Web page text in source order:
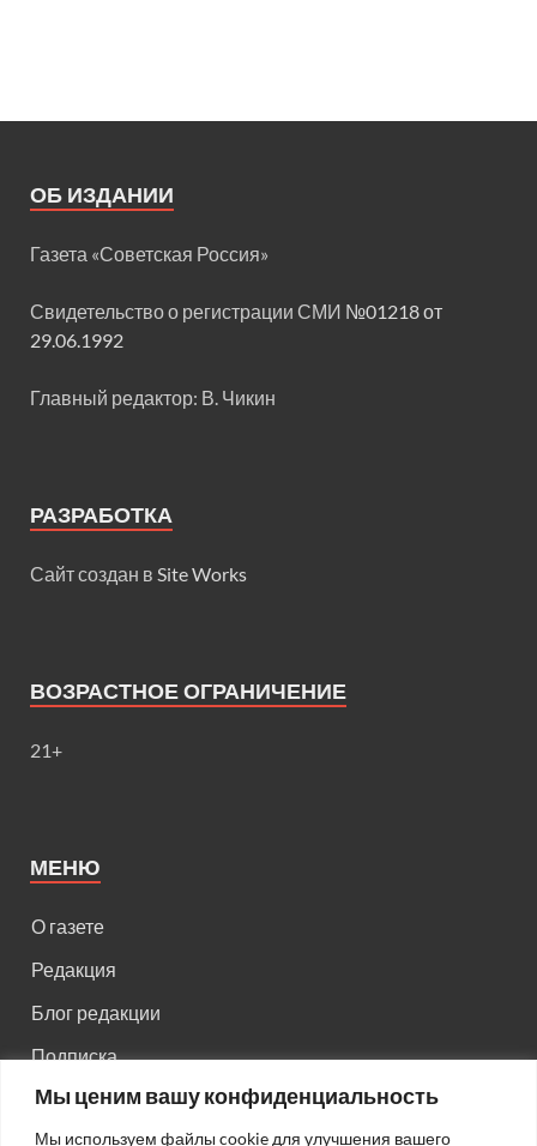
Мы ценим вашу конфиденциальность
Мы используем файлы cookie для улучшения вашего
ОБ ИЗДАНИИ
Газета «Советская Россия»
Свидетельство о регистрации СМИ №01218 от
29.06.1992
Главный редактор: В. Чикин
РАЗРАБОТКА
Сайт создан в Site Works
ВОЗРАСТНОЕ ОГРАНИЧЕНИЕ
21+
МЕНЮ
О газете
Редакция
Блог редакции
Подписка
Правила поведения на сайте
Реклама